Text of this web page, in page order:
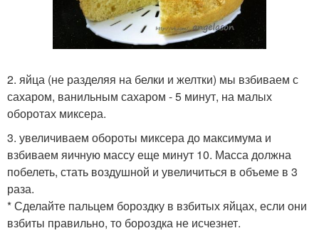
2. яйца (не разделяя на белки и желтки) мы взбиваем с
сахаром, ванильным сахаром - 5 минут, на малых
оборотах миксера.
3. увеличиваем обороты миксера до максимума и
взбиваем яичную массу еще минут 10. Масса должна
побелеть, стать воздушной и увеличиться в объеме в 3
раза.
* Сделайте пальцем бороздку в взбитых яйцах, если они
взбиты правильно, то бороздка не исчезнет.